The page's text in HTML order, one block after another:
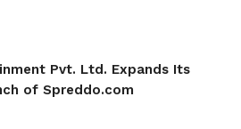
Pvt. Ltd. Expands Its
of Spreddo.com